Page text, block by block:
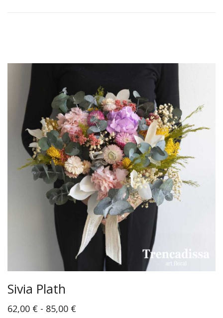
Sivia Plath
62,00 € - 85,00 €